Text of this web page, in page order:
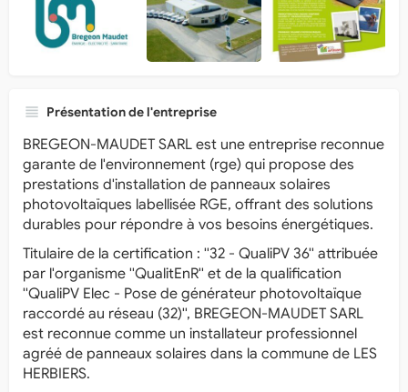
Présentation de l'entreprise
BREGEON-MAUDET SARL est une entreprise reconnue
garante de l'environnement (rge) qui propose des
prestations d'installation de panneaux solaires
photovoltaïques labellisée RGE, offrant des solutions
durables pour répondre à vos besoins énergétiques.
Titulaire de la certification : ''32 - QualiPV 36'' attribuée
par l'organisme ''QualitEnR'' et de la qualification
''QualiPV Elec - Pose de générateur photovoltaïque
raccordé au réseau (32)'', BREGEON-MAUDET SARL
est reconnue comme un installateur professionnel
agréé de panneaux solaires dans la commune de LES
HERBIERS.